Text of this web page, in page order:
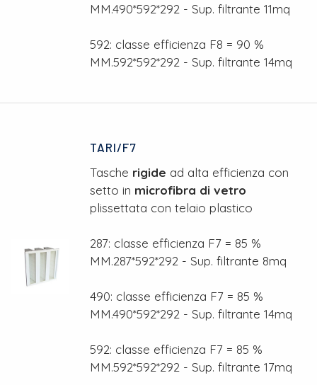
MM.490*592*292 - Sup. filtrante 11mq
592: classe efficienza F8 = 90 %
MM.592*592*292 - Sup. filtrante 14mq
TARI/F7
Tasche rigide ad alta efficienza con
setto in microfibra di vetro
plissettata con telaio plastico
287: classe efficienza F7 = 85 %
MM.287*592*292 - Sup. filtrante 8mq
490: classe efficienza F7 = 85 %
MM.490*592*292 - Sup. filtrante 14mq
592: classe efficienza F7 = 85 %
MM.592*592*292 - Sup. filtrante 17mq